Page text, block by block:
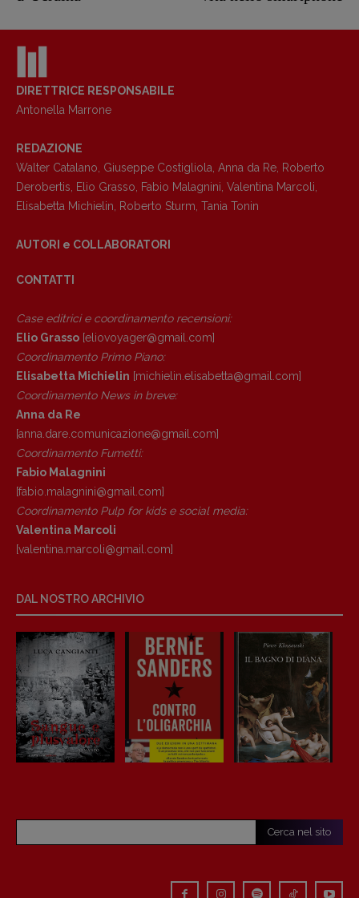
Copyright © 2018 – 2023 Pulp Magazine –
97943720157 –Privacy
DIRETTRICE RESPONSABILE
Antonella Marrone
REDAZIONE
Walter Catalano Giuseppe Costigliola Anna da Re Roberto
Derobertis
Elio Grasso Fabio Malagnini Valentina Marcoli
Elisabetta Michielin
Roberto Sturm Tania Tonin
AUTORI e COLLABORATORI
CONTATTI
Case editrici e coordinamento recensioni:
Elio Grasso [eliovoyager@gmail.com]
Coordinamento Primo Piano:
Elisabetta Michielin [michielin.elisabetta@gmail.com]
Coordinamento News in breve:
Anna da Re
[anna.dare.comunicazione@gmail. com]
Coordinamento Fumetti:
Fabio Malagnini
[fabio.malagnini@gmail. com]
Coordinamento Pulp for kids e social media:
Valentina Marcoli
[valentina.marcoli@gmail. com]
DAL NOSTRO ARCHIVIO
Cerca nel sito